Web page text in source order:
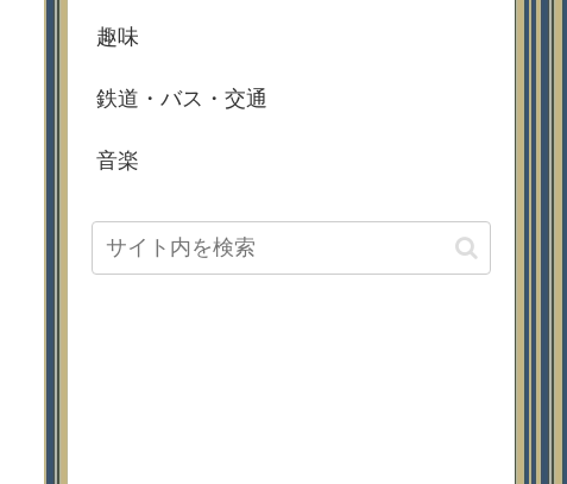
趣味
鉄道・バス・交通
音楽